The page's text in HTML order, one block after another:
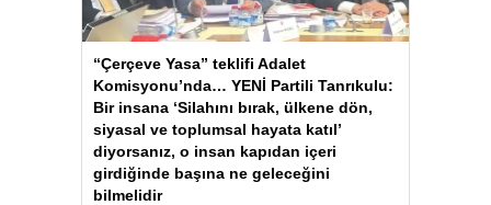
“Çerçeve Yasa” teklifi Adalet
Komisyonu’nda… YENİ Partili Tanrıkulu:
Bir insana ‘Silahını bırak, ülkene dön,
siyasal ve toplumsal hayata katıl’
diyorsanız, o insan kapıdan içeri
girdiğinde başına ne geleceğini
bilmelidir